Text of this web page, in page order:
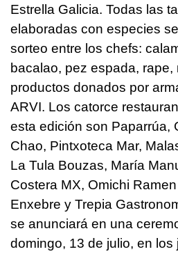
Estrella Galicia. Todas las
elaboradas con especies
sorteo entre los chefs:
bacalao, pez espada, rape,
productos donados por
ARVI. Los catorce
esta edición son Paparrúa,
Chao, Pintxoteca Mar,
La Tula Bouzas, María
Costera MX, Omichi
Enxebre y Trepia
se anunciará en una
domingo, 13 de julio, en